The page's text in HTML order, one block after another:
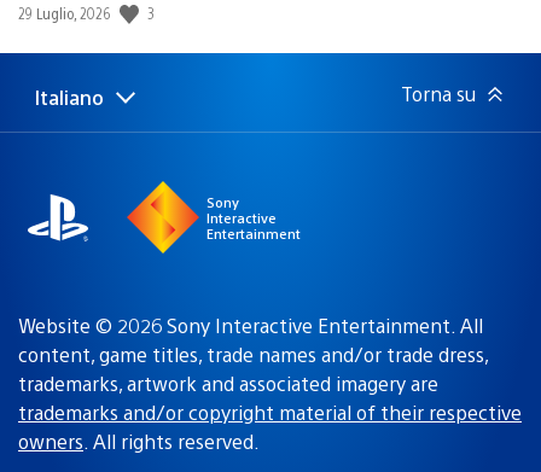
Data
pubblicazione:
29 Luglio, 2026 3
Seleziona
una
Regione
attuale:
Italiano Torna su
Sony
Interactive
Entertainment
Website © 2026 Sony Interactive Entertainment. All
content, game titles, trade names and/or trade dress,
trademarks, artwork and associated imagery are
trademarks and/or copyright material of their respective
owners. All rights reserved.